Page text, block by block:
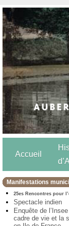
Accueil
Manifestations
25es Rencontres pour
Spectacle indien
Enquête de
cadre de vie et la